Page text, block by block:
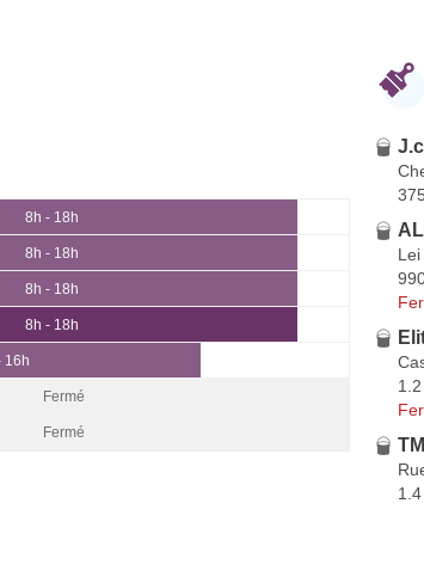
8h - 18h
8h - 18h
8h - 18h
8h - 18h
16h
Fermé
Fermé